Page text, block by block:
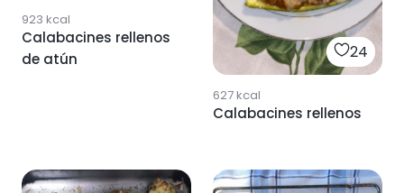
923 kcal
Calabacines rellenos
de atún
24
627kcal
Calabacines rellenos